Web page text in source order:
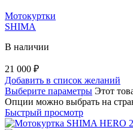
Мотокуртки
SHIMA
В наличии
21 000 ₽
Добавить в список желаний
Выберите параметры Этот
Опции можно выбрать на
Быстрый просмотр